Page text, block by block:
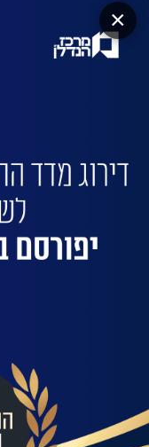
השאירו פרטים
×